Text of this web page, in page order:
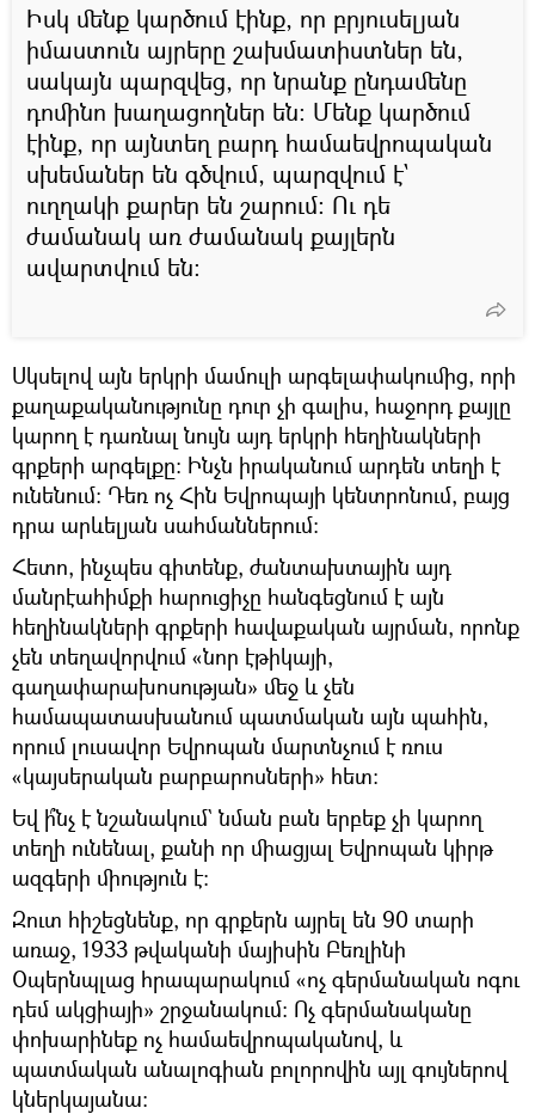
Իսկ մենք կարծում էինք, որ բրյուսելյան
իմաստուն այրերը շախմատիստներ են,
սակայն պարզվեց, որ նրանք ընդամենը
դոմինո խաղացողներ են։ Մենք կարծում
էինք, որ այնտեղ բարդ համաեվրոպական
սխեմաներ են գծվում, պարզվում է`
ուղղակի քարեր են շարում։ Ու դե
ժամանակ առ ժամանակ քայլերն
ավարտվում են։
Սկսելով այն երկրի մամուլի արգելափակումից, որի
քաղաքականությունը դուր չի գալիս, հաջորդ քայլը
կարող է դառնալ նույն այդ երկրի հեղինակների
գրքերի արգելքը։ Ինչն իրականում արդեն տեղի է
ունենում։ Դեռ ոչ Հին Եվրոպայի կենտրոնում, բայց
դրա արևելյան սահմաններում։
Հետո, ինչպես գիտենք, ժանտախտային այդ
մանրէահիմքի հարուցիչը հանգեցնում է այն
հեղինակների գրքերի հավաքական այրման, որոնք
չեն տեղավորվում «նոր էթիկայի,
գաղափարախոսության» մեջ և չեն
համապատասխանում պատմական այն պահին,
որում լուսավոր Եվրոպան մարտնչում է ռուս
«կայսերական բարբարոսների» հետ։
Եվ ի՞նչ է նշանակում` նման բան երբեք չի կարող
տեղի ունենալ, քանի որ միացյալ Եվրոպան կիրթ
ազգերի միություն է։
Զուտ հիշեցնենք, որ գրքերն այրել են 90 տարի
առաջ, 1933 թվականի մայիսին Բեռլինի
Օպերնպլաց հրապարակում «ոչ գերմանական ոգու
դեմ ակցիայի» շրջանակում։ Ոչ գերմանականը
փոխարինեք ոչ համաեվրոպականով, և
պատմական անալոգիան բոլորովին այլ գույներով
կներկայանա։